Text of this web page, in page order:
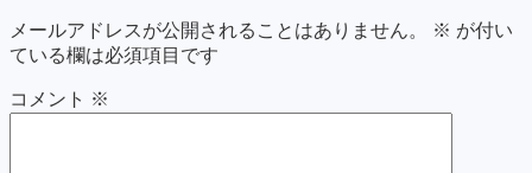
メールアドレスが公開されることはありません。 ※ が付い
ている欄は必須項目です
コメント ※